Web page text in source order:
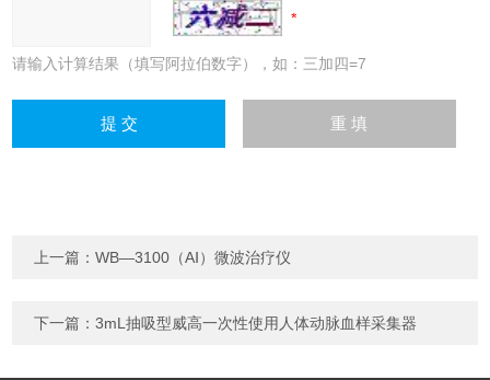
请输入计算结果（填写阿拉伯数字），如：三加四=7
上一篇：WB—3100（AⅠ）微波治疗仪
下一篇：3mL抽吸型威高一次性使用人体动脉血样采集器